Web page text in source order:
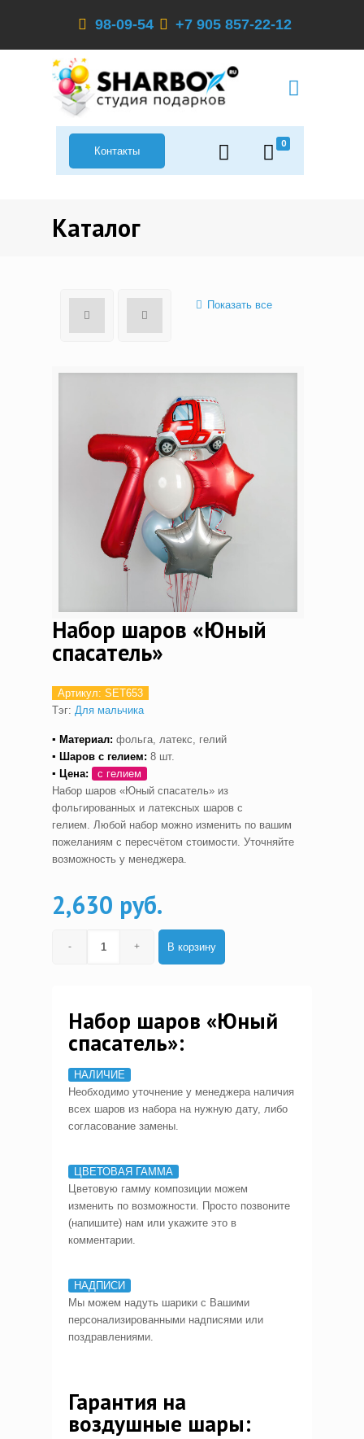
98-09-54 +7 905 857-22-12
0
Контакты
Каталог
Показать все
Набор шаров «Юный
спасатель»
Артикул: SET653
Тэг: Для мальчика
▪ Материал: фольга, латекс, гелий
▪ Шаров с гелием: 8 шт.
▪ Цена:
с гелием
Набор шаров «Юный спасатель» из
фольгированных и латексных шаров с
гелием. Любой набор можно изменить по вашим
пожеланиям с пересчётом стоимости. Уточняйте
возможность у менеджера.
2,630 руб.
В корзину
Набор шаров «Юный
спасатель»:
НАЛИЧИЕ
Необходимо уточнение у менеджера наличия
всех шаров из набора на нужную дату, либо
согласование замены.
ЦВЕТОВАЯ ГАММА
Цветовую гамму композиции можем
изменить по возможности. Просто позвоните
(напишите) нам или укажите это в
комментарии.
НАДПИСИ
Мы можем надуть шарики с Вашими
персонализированными надписями или
поздравлениями.
Гарантия на
воздушные шары: